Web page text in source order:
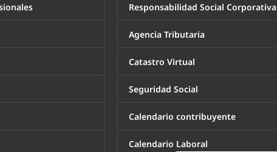
Responsabilidad Social Corporativa
Agencia Tributaria
Catastro Virtual
Seguridad Social
Calendario contribuyente
Calendario Laboral